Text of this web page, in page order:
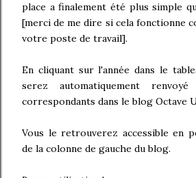
place a finalement été plus simple
[merci de me dire si cela fonctionne
votre poste de travail].
En cliquant sur l'année dans le
serez automatiquement
correspondants dans le blog Octave
Vous le retrouverez accessible en
de la colonne de gauche du blog.